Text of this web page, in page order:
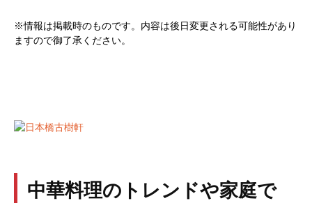
※情報は掲載時のものです。内容は後日変更される可能性があり
ますので御了承ください。
中華料理のトレンドや家庭で